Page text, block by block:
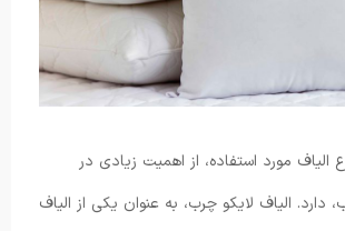
الیاف مورد استفاده، از اهمیت زیادی در
الیاف لایکو چرب، به عنوان یکی از الیاف